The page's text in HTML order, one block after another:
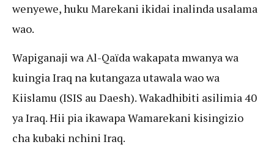
wenyewe, huku Marekani ikidai inalinda usalama
wao.
Wapiganaji wa Al-Qaïda wakapata mwanya wa
kuingia Iraq na kutangaza utawala wao wa
Kiislamu (ISIS au Daesh). Wakadhibiti asilimia 40
ya Iraq. Hii pia ikawapa Wamarekani kisingizio
cha kubaki nchini Iraq.